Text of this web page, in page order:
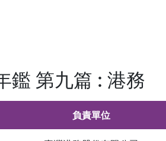
鑑 第九篇 : 港務
負責單位